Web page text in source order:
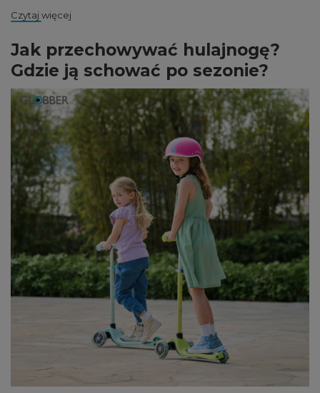
Czytaj więcej
Jak przechowywać hulajnogę?
Gdzie ją schować po sezonie?